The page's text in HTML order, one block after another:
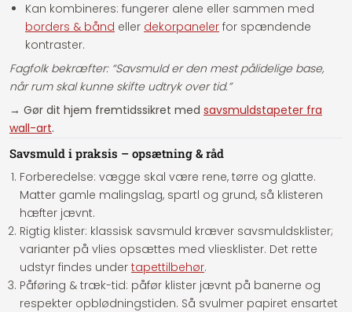
Kan kombineres: fungerer alene eller sammen med
borders & bånd eller dekorpaneler for spændende
kontraster.
Fagfolk bekræfter:“Savsmuld er den mest pålidelige base,
når rum skal kunne skifte udtryk over tid.”
→ Gør dit hjem fremtidssikret med savsmuldstapeter fra
wall-art.
Savsmuld i praksis – opsætning & råd
Forberedelse: vægge skal være rene, tørre og glatte.
Matter gamle malingslag, spartl og grund, så klisteren
hæfter jævnt.
Rigtig klister: klassisk savsmuld kræver savsmuldsklister;
varianter på vlies opsættes med vliesklister. Det rette
udstyr findes under tapettilbehør.
Påføring & træk-tid: påfør klister jævnt på banerne og
respekter opblødningstiden. Så svulmer papiret ensartet